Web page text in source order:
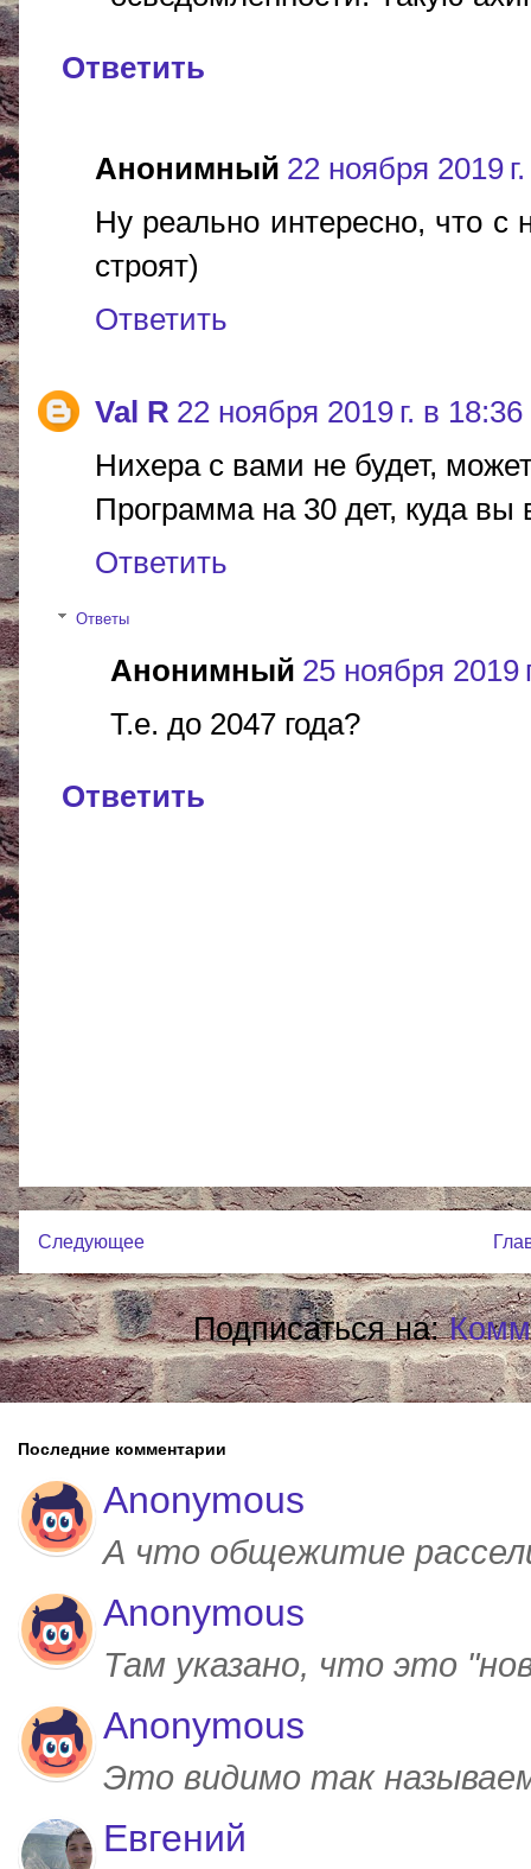
Ответить
Анонимный 22 ноября 2019
Ну реально интересно, что с
строят)
Ответить
Val R 22 ноября 2019 г. в 18:36
Нихера с вами не будет,
Программа на 30 дет, куда
Ответить
Ответы
Анонимный 25 ноября 2019
Т.е. до 2047 года?
Ответить
Следующее
Подписаться на:
Последние комментарии
Anonymous
А что общежитие
Anonymous
Там указано, что это
Anonymous
Это видимо так
Евгений